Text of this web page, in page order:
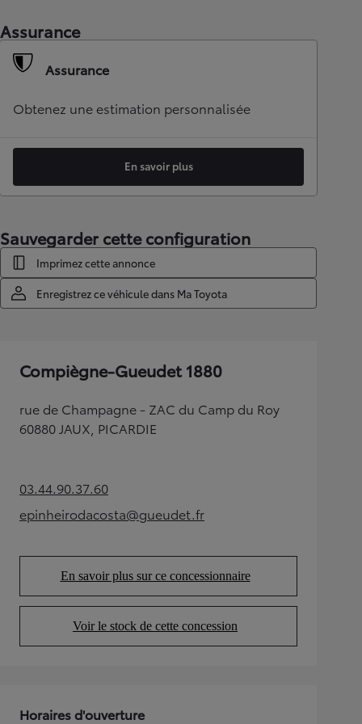
Assurance
Assurance
Obtenez une estimation personnalisée
En savoir plus
Sauvegarder cette configuration
Imprimez cette annonce
Enregistrez ce véhicule dans Ma Toyota
Compiègne-Gueudet 1880
rue de Champagne - ZAC du Camp du Roy
60880 JAUX, PICARDIE
03.44.90.37.60(Opens in new tab)
epinheirodacosta@gueudet.fr
(Opens in new tab)
En savoir plus sur ce concessionnaire
(Opens in new tab)
Voir le stock de cette concession
(Opens in new tab)
Horaires d'ouverture